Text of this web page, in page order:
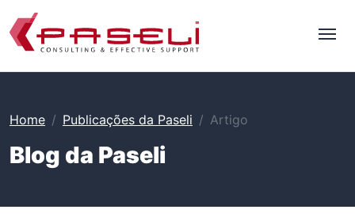
Home Publicações da Paseli Artigo
Blog da Paseli